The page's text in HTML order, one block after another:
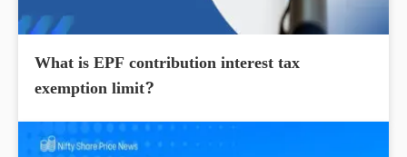
What is EPF contribution interest tax
exemption limit?